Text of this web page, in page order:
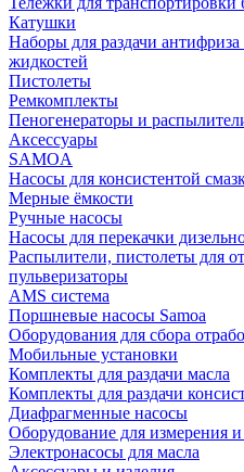
Катушки
Наборы для раздачи
жидкостей
Пистолеты
Ремкомплекты
Пеногенераторы и
Аксессуары
SAMOA
Насосы для консистентой
Мерные ёмкости
Ручные насосы
Насосы для перекачки
Распылители, пистолеты для
пульверизаторы
AMS система
Поршневые насосы Samoa
Оборудования для сбора
Мобильные установки
Комплекты для раздачи масла
Комплекты для раздачи
Диафрагменные насосы
Оборудование для измерения и
Электронасосы для масла